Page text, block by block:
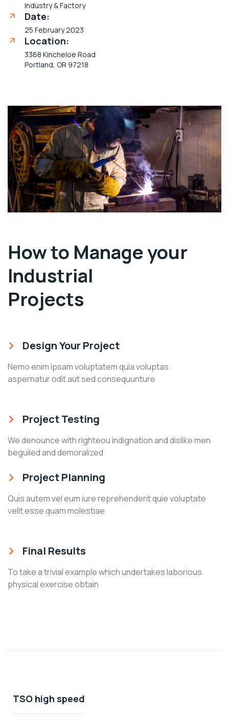
Industry & Factory
Date:
25 February 2023
Location:
3368 Kincheloe Road
Portland, OR 97218
How to Manage your
Industrial
Projects
Design Your Project
Nemo enim ipsam voluptatem quia voluptas
aspernatur odit aut sed consequunture
Project Testing
We denounce with righteou indignation and dislike men
beguiled and demoralized
Project Planning
Quis autem vel eum iure reprehenderit quie voluptate
velit esse quam molestiae
Final Results
To take a trivial example which undertakes laborious
physical exercise obtain
TSO high speed